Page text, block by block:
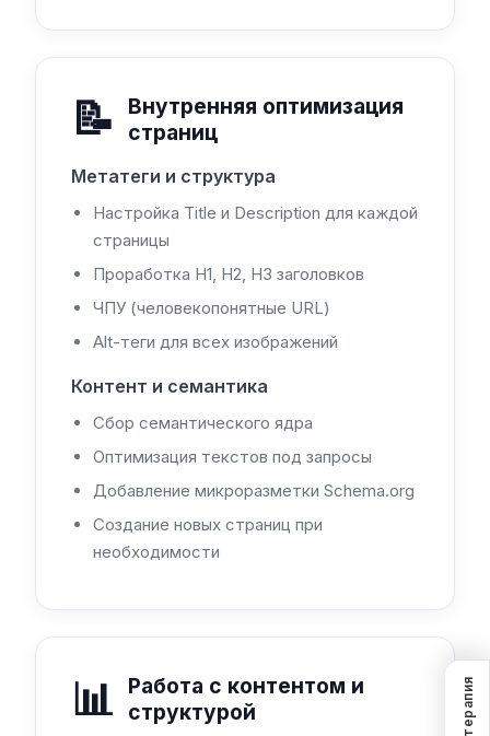
📝
Внутренняя оптимизация
страниц
Метатеги и структура
Настройка Title и Description для каждой
страницы
Проработка H1, H2, H3 заголовков
ЧПУ (человекопонятные URL)
Alt-теги для всех изображений
Контент и семантика
Сбор семантического ядра
Оптимизация текстов под запросы
Добавление микроразметки Schema.org
Создание новых страниц при
необходимости
📊
Работа с контентом и
структурой